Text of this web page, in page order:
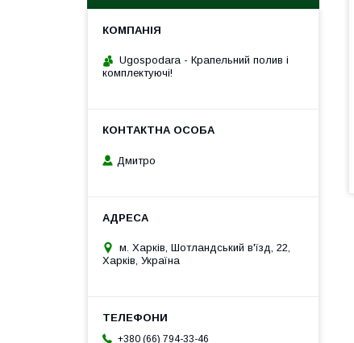
Ugospodara - Крапельний полив і
комплектуючі!
Дмитро
м. Харків, Шотландський в'їзд, 22,
Харків, Україна
+380 (66) 794-33-46